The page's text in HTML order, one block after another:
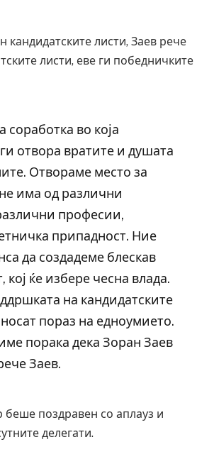
кандидатските листи, Заев рече
листи, еве ги победничките
соработка во која
отвора вратите и душата
Отвораме место за
има од различни
професии,
припадност. Ние
да создадеме блескав
кој ќе избере чесна влада.
на кандидатските
пораз на едноумието.
порака дека Зоран Заев
Заев.
беше поздравен со аплауз и
делегати.